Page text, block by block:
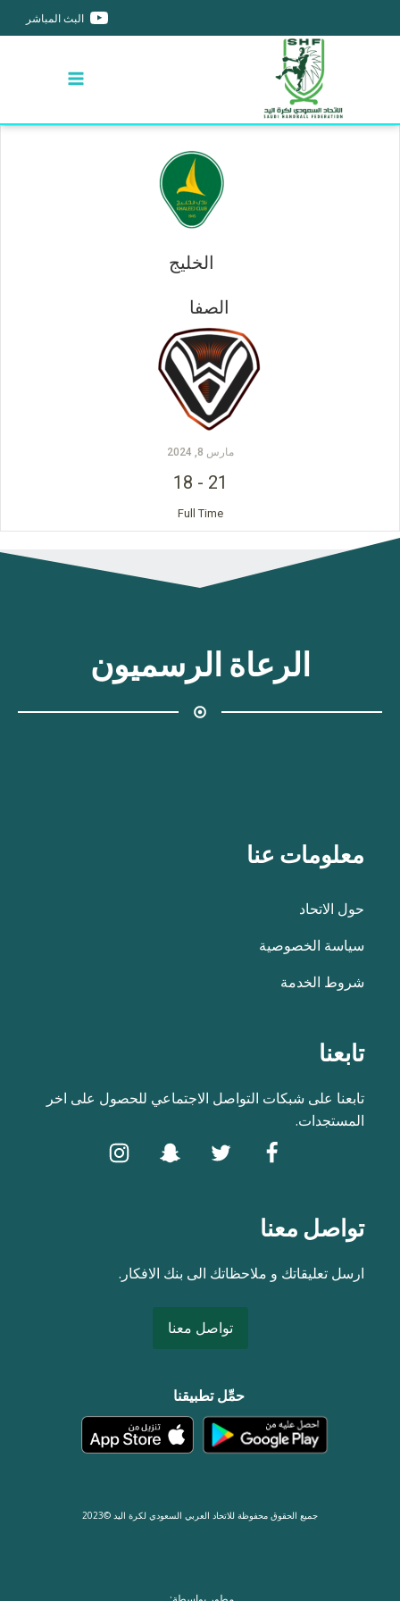
البث المباشر
الخليج
الصفا
مارس 8, 2024
21
-
18
Full Time
الرعاة الرسميون
معلومات عنا
حول الاتحاد
سياسة الخصوصية
شروط الخدمة
تابعنا
تابعنا على شبكات التواصل الاجتماعي للحصول على اخر
المستجدات.
تواصل معنا
ارسل تعليقاتك و ملاحظاتك الى بنك الافكار.
تواصل معنا
حمِّل تطبيقنا
جميع الحقوق محفوظة للاتحاد العربي السعودي لكرة اليد ©2023